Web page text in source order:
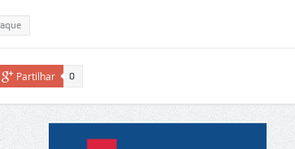
Partilhar 0